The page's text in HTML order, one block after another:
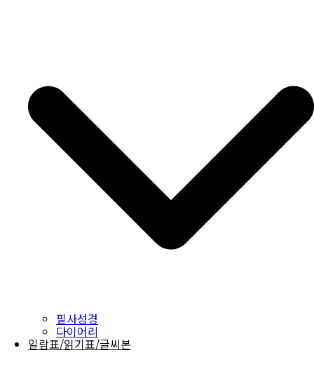
필사성경
다이어리
일람표/읽기표/글씨본